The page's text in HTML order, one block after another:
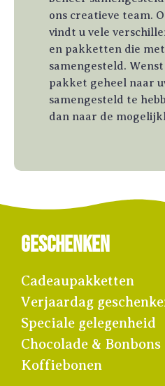
ons creatieve team.
vindt u vele
en pakketten die
samengesteld.
pakket geheel naar
samengesteld te
dan naar de
Geschenken
Cadeaupakketten
Verjaardag
Speciale gelegenheid
Chocolade & Bonbons
Koffiebonen